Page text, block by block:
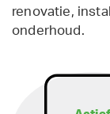
renovatie,
onderhoud.